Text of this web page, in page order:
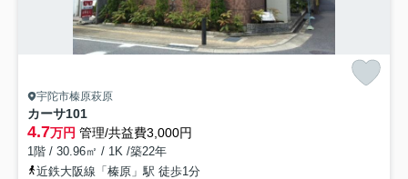
宇陀市榛原萩原
カーサ101
4.7万円 管理/共益費3,000円
1階 / 30.96㎡ / 1K /築22年
近鉄大阪線「榛原」駅 徒歩1分